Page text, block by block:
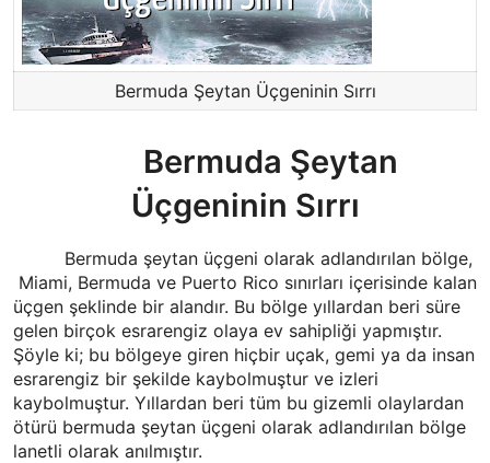
Bermuda Şeytan Üçgeninin Sırrı
Bermuda Şeytan
Üçgeninin Sırrı
Bermuda şeytan üçgeni olarak adlandırılan bölge,
Miami, Bermuda ve Puerto Rico sınırları içerisinde kalan
üçgen şeklinde bir alandır. Bu bölge yıllardan beri süre
gelen birçok esrarengiz olaya ev sahipliği yapmıştır.
Şöyle ki; bu bölgeye giren hiçbir uçak, gemi ya da insan
esrarengiz bir şekilde kaybolmuştur ve izleri
kaybolmuştur. Yıllardan beri tüm bu gizemli olaylardan
ötürü bermuda şeytan üçgeni olarak adlandırılan bölge
lanetli olarak anılmıştır.